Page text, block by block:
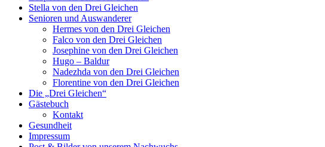
Stella von den Drei Gleichen
Senioren und Auswanderer
Hermes von den Drei Gleichen
Falco von den Drei Gleichen
Josephine von den Drei Gleichen
Hugo – Baldur
Nadezhda von den Drei Gleichen
Florentine von den Drei Gleichen
Die „Drei Gleichen“
Gästebuch
Kontakt
Gesundheit
Impressum